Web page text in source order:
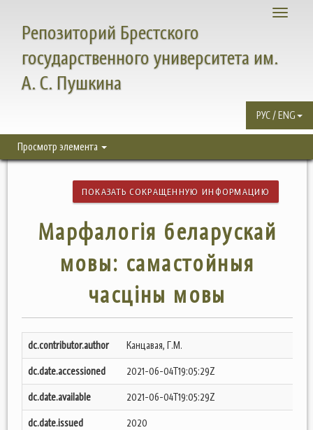
Toggle
Репозиторий Брестского
государственного университета им.
А. С. Пушкина
РУС / ENG
Просмотр элемента
ПОКАЗАТЬ СОКРАЩЕННУЮ ИНФОРМАЦИЮ
Марфалогiя беларускай
мовы: самастойныя
часцiны мовы
dc.contributor.author
Канцавая, Г.М.
dc.date.accessioned
2021-06-04T19:05:29Z
dc.date.available
2021-06-04T19:05:29Z
dc.date.issued
2020